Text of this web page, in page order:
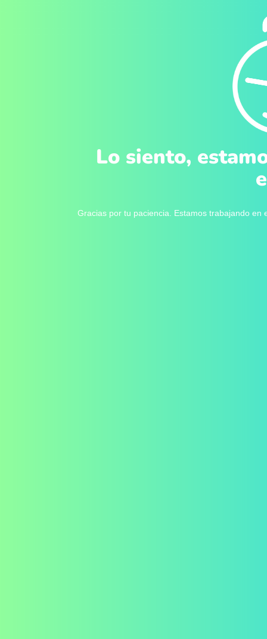
Lo siento,
Gracias por tu paciencia. Estamos trabajando en